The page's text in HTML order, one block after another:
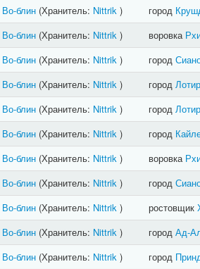
Во-блин(Хранитель: Nittrik ) город
Во-блин(Хранитель: Nittrik ) воровка
Во-блин(Хранитель: Nittrik ) город
Во-блин(Хранитель: Nittrik ) город
Во-блин(Хранитель: Nittrik ) город
Во-блин(Хранитель: Nittrik ) город
Во-блин(Хранитель: Nittrik ) воровка
Во-блин(Хранитель: Nittrik ) город
Во-блин(Хранитель: Nittrik ) ростовщик
Во-блин(Хранитель: Nittrik ) город Ад-
Во-блин(Хранитель: Nittrik ) город